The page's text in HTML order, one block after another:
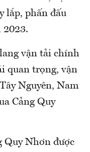
lắp, phấn đấu
2023.
vận tải chính
quan trọng, vận
Nguyên, Nam
Cảng Quy
Nhơn được